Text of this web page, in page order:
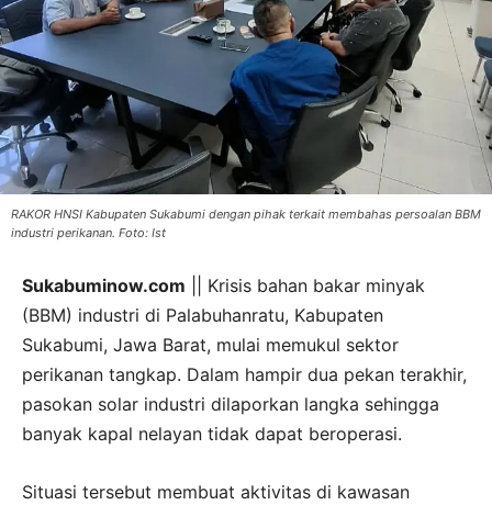
RAKOR HNSI Kabupaten Sukabumi dengan pihak terkait membahas persoalan BBM
industri perikanan. Foto: Ist
Sukabuminow.com || Krisis bahan bakar minyak
(BBM) industri di Palabuhanratu, Kabupaten
Sukabumi, Jawa Barat, mulai memukul sektor
perikanan tangkap. Dalam hampir dua pekan terakhir,
pasokan solar industri dilaporkan langka sehingga
banyak kapal nelayan tidak dapat beroperasi.
Situasi tersebut membuat aktivitas di kawasan